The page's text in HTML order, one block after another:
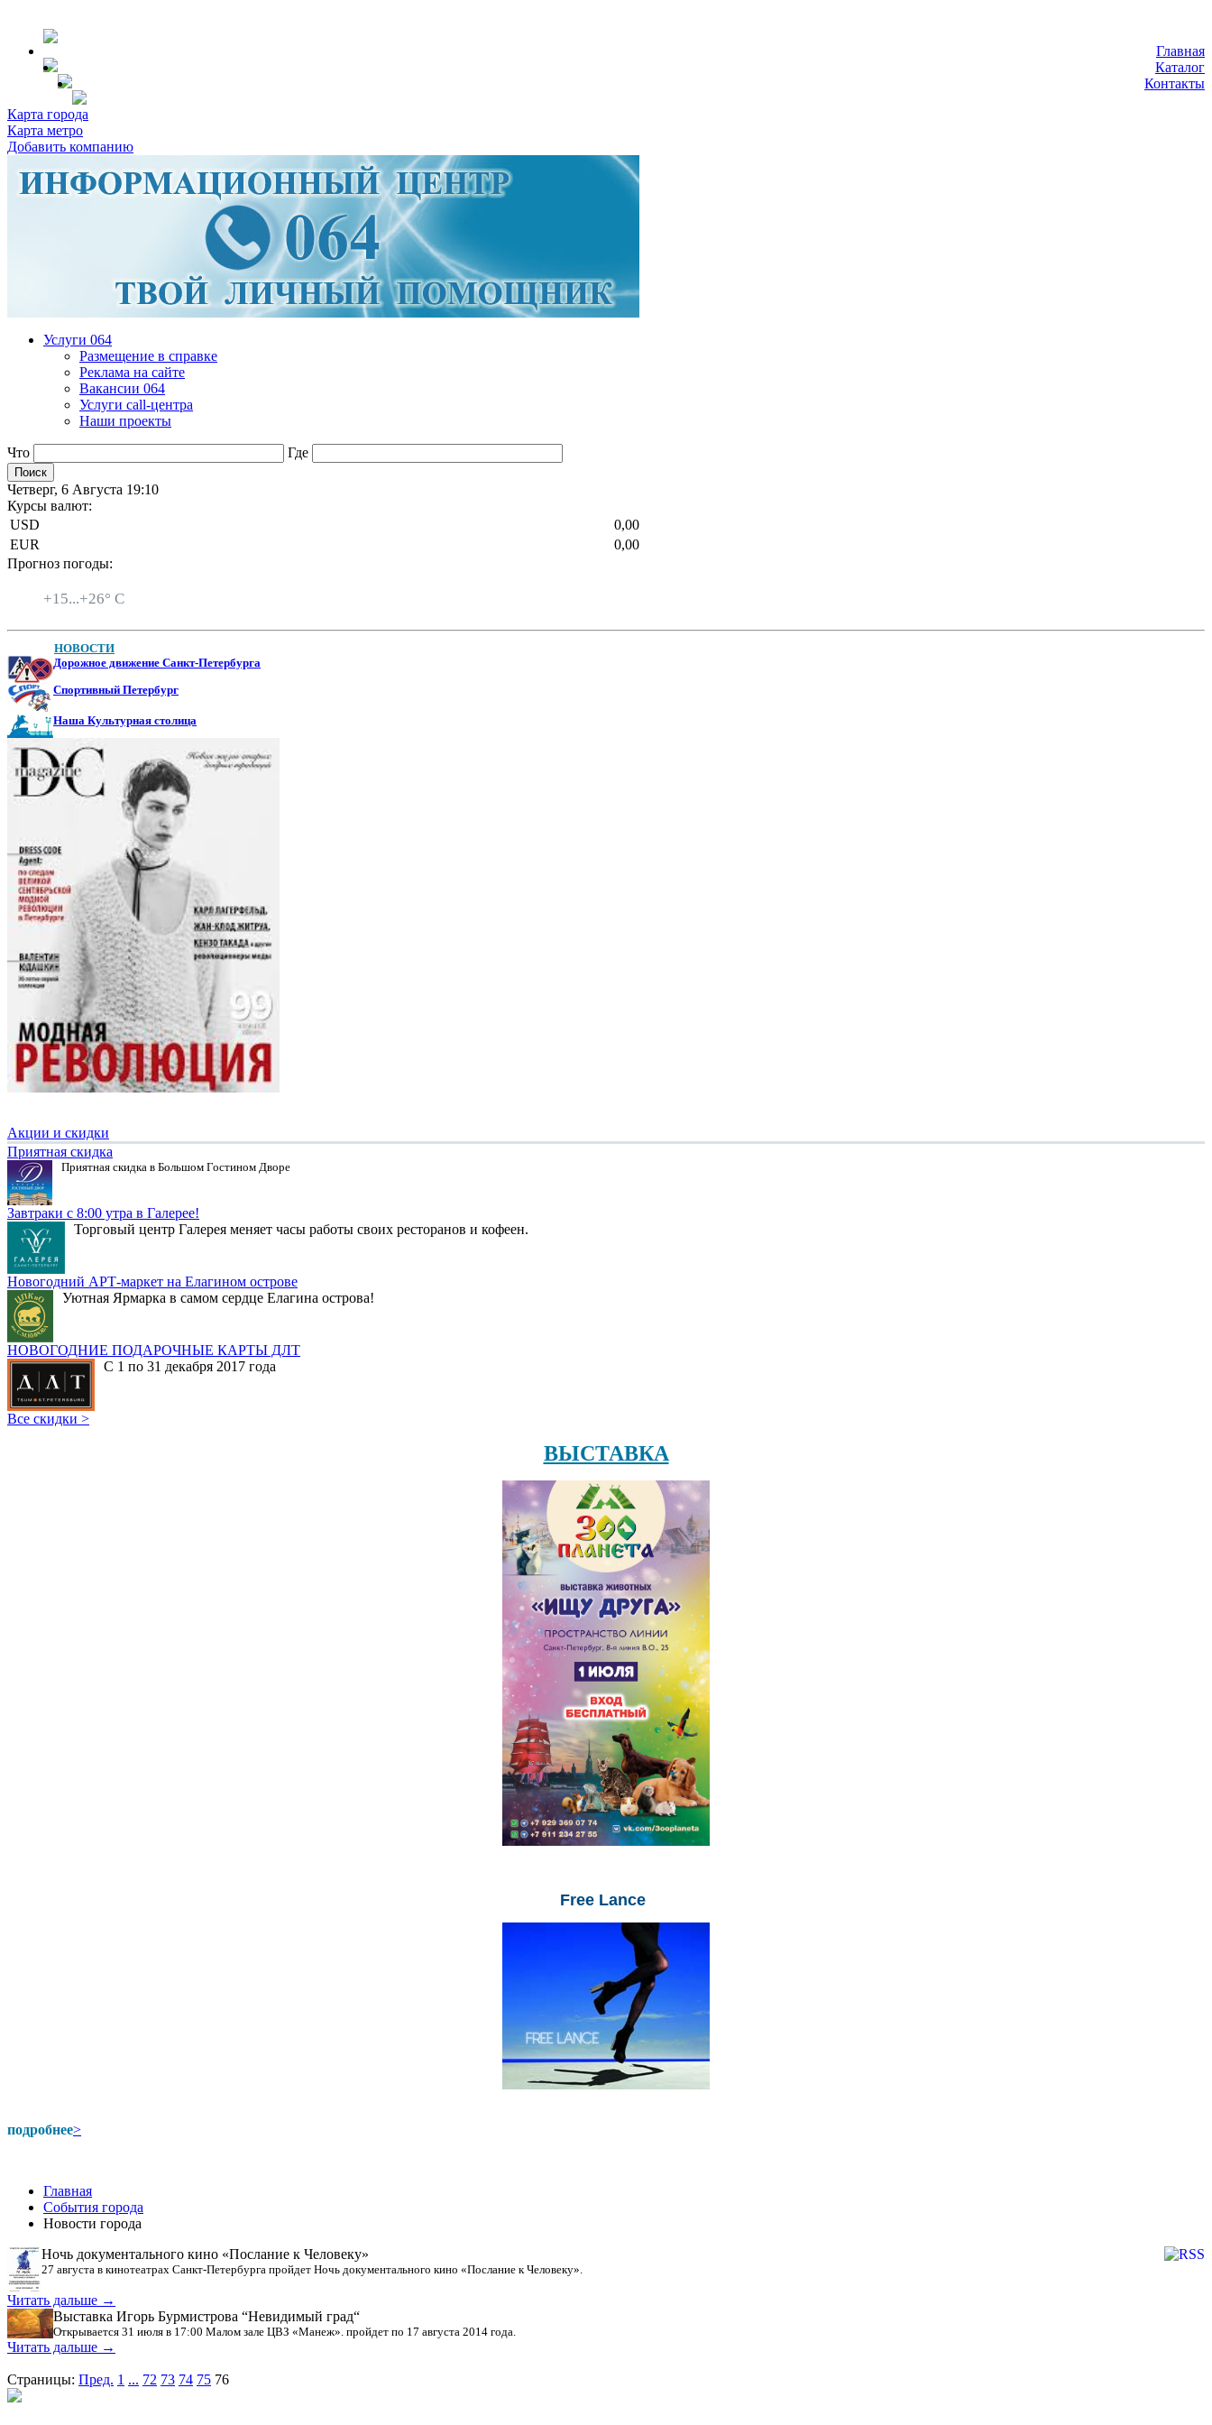
Главная
Каталог
Контакты
Карта города
Карта метро
Добавить компанию
Услуги 064
Размещение в справке
Реклама на сайте
Вакансии 064
Услуги call-центра
Наши проекты
Что Где
Четверг, 6 Августа 19:10
Курсы валют:
USD
0,00
EUR
0,00
Прогноз погоды:
+15...+26° C
НОВОСТИ
Дорожное движение Санкт-Петербурга
Спортивный Петербург
Наша Культурная столица
Акции и скидки
Приятная скидка
Приятная скидка в Большом Гостином Дворе
Завтраки с 8:00 утра в Галерее!
Торговый центр Галерея меняет часы работы своих ресторанов и кофеен.
Новогодний АРТ-маркет на Елагином острове
Уютная Ярмарка в самом сердце Елагина острова!
НОВОГОДНИЕ ПОДАРОЧНЫЕ КАРТЫ ДЛТ
С 1 по 31 декабря 2017 года
Все скидки >
ВЫСТАВКА
Free Lance
подробнее>
Главная
События города
Новости города
Ночь документального кино «Послание к Человеку»
27 августа в кинотеатрах Санкт-Петербурга пройдет Ночь документального кино «Послание к Человеку».
Читать дальше →
Выставка Игорь Бурмистрова “Невидимый град“
Открывается 31 июля в 17:00 Малом зале ЦВЗ «Манеж». пройдет по 17 августа 2014 года.
Читать дальше →
Страницы: Пред. 1 ... 72 73 74 75 76